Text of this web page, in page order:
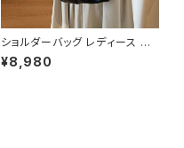
ショルダーバッグ レディース ワ
ンショルダーバッグ 斜めがけバ
ッグ レディースバッグ 大容量バ
¥8,980